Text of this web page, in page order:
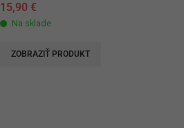
15,90 €
Na sklade
ZOBRAZIŤ PRODUKT